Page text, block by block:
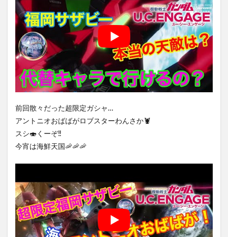
前回散々だった超限定ガシャ…
アントニオおばばがロブスターわんさか🦞
スシ🍣くーぞ‼️
今宵は海鮮天国🦐🦐🦐